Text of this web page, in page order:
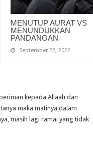
MENUTUP AURAT VS
MENUNDUKKAN
PANDANGAN
September 22, 2022
kepada Allaah dan
maka matinya dalam
masih lagi ramai yang tidak